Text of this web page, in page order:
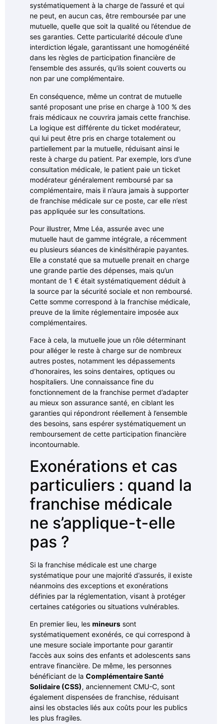
systématiquement à la charge de l’assuré et qui
ne peut, en aucun cas, être remboursée par une
mutuelle, quelle que soit la qualité ou l’étendue de
ses garanties. Cette particularité découle d’une
interdiction légale, garantissant une homogénéité
dans les règles de participation financière de
l’ensemble des assurés, qu’ils soient couverts ou
non par une complémentaire.
En conséquence, même un contrat de mutuelle
santé proposant une prise en charge à 100 % des
frais médicaux ne couvrira jamais cette franchise.
La logique est différente du ticket modérateur,
qui lui peut être pris en charge totalement ou
partiellement par la mutuelle, réduisant ainsi le
reste à charge du patient. Par exemple, lors d’une
consultation médicale, le patient paie un ticket
modérateur généralement remboursé par sa
complémentaire, mais il n’aura jamais à supporter
de franchise médicale sur ce poste, car elle n’est
pas appliquée sur les consultations.
Pour illustrer, Mme Léa, assurée avec une
mutuelle haut de gamme intégrale, a récemment
eu plusieurs séances de kinésithérapie payantes.
Elle a constaté que sa mutuelle prenait en charge
une grande partie des dépenses, mais qu’un
montant de 1 € était systématiquement déduit à
la source par la sécurité sociale et non remboursé.
Cette somme correspond à la franchise médicale,
preuve de la limite réglementaire imposée aux
complémentaires.
Face à cela, la mutuelle joue un rôle déterminant
pour alléger le reste à charge sur de nombreux
autres postes, notamment les dépassements
d’honoraires, les soins dentaires, optiques ou
hospitaliers. Une connaissance fine du
fonctionnement de la franchise permet d’adapter
au mieux son assurance santé, en ciblant les
garanties qui répondront réellement à l’ensemble
des besoins, sans espérer systématiquement un
remboursement de cette participation financière
incontournable.
Exonérations et cas
particuliers : quand la
franchise médicale
ne s’applique-t-elle
pas ?
Si la franchise médicale est une charge
systématique pour une majorité d’assurés, il existe
néanmoins des exceptions et exonérations
définies par la réglementation, visant à protéger
certaines catégories ou situations vulnérables.
En premier lieu, les mineurs sont
systématiquement exonérés, ce qui correspond à
une mesure sociale importante pour garantir
l’accès aux soins des enfants et adolescents sans
entrave financière. De même, les personnes
bénéficiant de la Complémentaire Santé
Solidaire (CSS), anciennement CMU-C, sont
également dispensées de franchise, réduisant
ainsi les obstacles liés aux coûts pour les publics
les plus fragiles.